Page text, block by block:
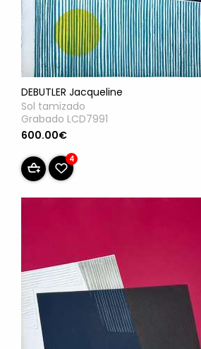
DEBUTLER Jacqueline
Sol tamizado
Grabado LCD7991
600.00€
4